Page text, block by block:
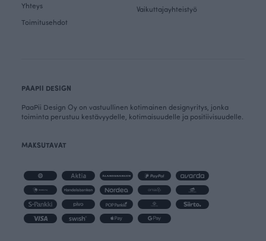
Yhteys
Toimitusehdot
Vaikuttajayhteistyö
PAAPII DESIGN
PaaPii Design Oy on vastuullinen kotimainen designyritys, jonka
toiminta perustuu kestävyydelle, kotimaisuudelle ja positiivisuudelle.
MAKSUTAVAT